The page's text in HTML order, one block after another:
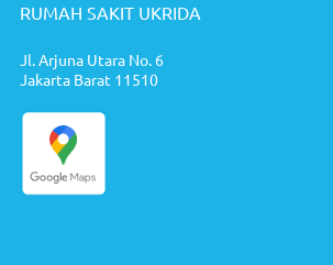
RUMAH SAKIT UKRIDA
Jl. Arjuna Utara No. 6
Jakarta Barat 11510